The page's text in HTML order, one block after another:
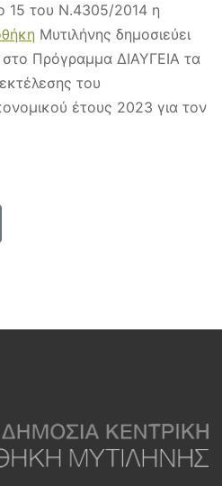
15 του Ν.4305/2014 η
Μυτιλήνης δημοσιεύει
στο Πρόγραμμα ΔΙΑΥΓΕΙΑ τα
του
έτους 2023 για τον